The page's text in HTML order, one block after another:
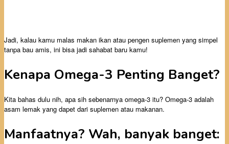
Jadi, kalau kamu malas makan ikan atau pengen suplemen yang simpel
tanpa bau amis, ini bisa jadi sahabat baru kamu!
Kenapa Omega-3 Penting Banget?
Kita bahas dulu nih, apa sih sebenarnya omega-3 itu? Omega-3 adalah
asam lemak yang dapet dari suplemen atau makanan.
Manfaatnya? Wah, banyak banget: